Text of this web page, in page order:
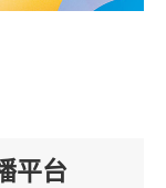
平台